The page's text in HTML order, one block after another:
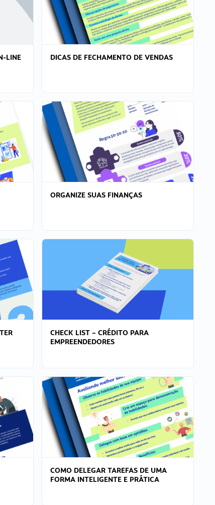
LINE DICAS DE FECHAMENTO DE VENDAS
ORGANIZE SUAS FINANÇAS
CHECK LIST – CRÉDITO PARA
EMPREENDEDORES
COMO DELEGAR TAREFAS DE UMA
FORMA INTELIGENTE E PRÁTICA